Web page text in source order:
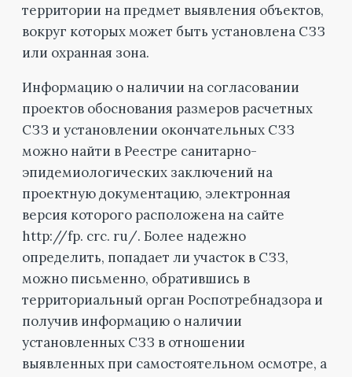
территории на предмет выявления объектов,
вокруг которых может быть установлена СЗЗ
или охранная зона.
Информацию о наличии на согласовании
проектов обоснования размеров расчетных
СЗЗ и установлении окончательных СЗЗ
можно найти в Реестре санитарно-
эпидемиологических заключений на
проектную документацию, электронная
версия которого расположена на сайте
http://fp. crc. ru/. Более надежно
определить, попадает ли участок в СЗЗ,
можно письменно, обратившись в
территориальный орган Роспотребнадзора и
получив информацию о наличии
установленных СЗЗ в отношении
выявленных при самостоятельном осмотре, а